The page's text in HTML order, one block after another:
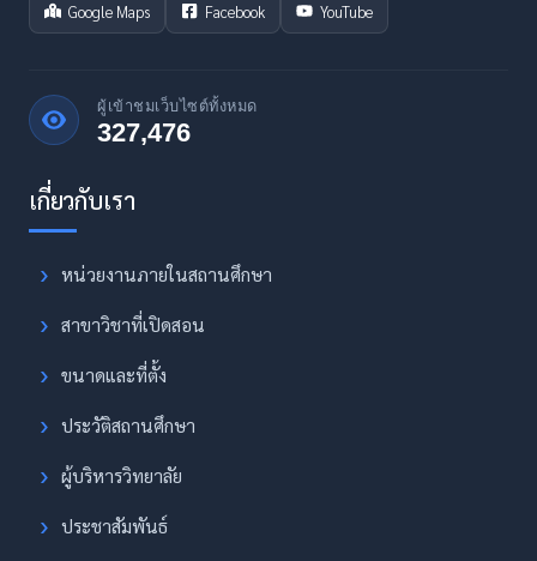
Google Maps Facebook YouTube
ผู้เข้าชมเว็บไซต์ทั้งหมด
327,476
หน่วยงานภายในสถานศึกษา
สาขาวิชาที่เปิดสอน
ขนาดและที่ตั้ง
ประวัติสถานศึกษา
ผู้บริหารวิทยาลัย
ประชาสัมพันธ์